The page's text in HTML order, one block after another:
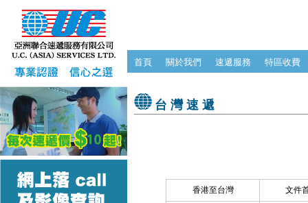
首頁 關於我們 速遞服務 特區收費
台灣速遞
香港至台灣 文件